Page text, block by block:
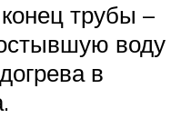
трубы –
воду
в